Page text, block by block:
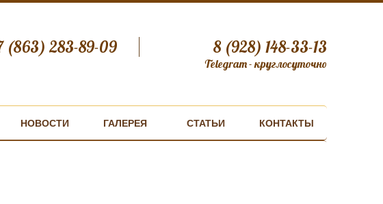
8 (928) 148-33-13
Telegram - круглосуточно
(863) 283-89-09
НОВОСТИ ГАЛЕРЕЯ СТАТЬИ КОНТАКТЫ